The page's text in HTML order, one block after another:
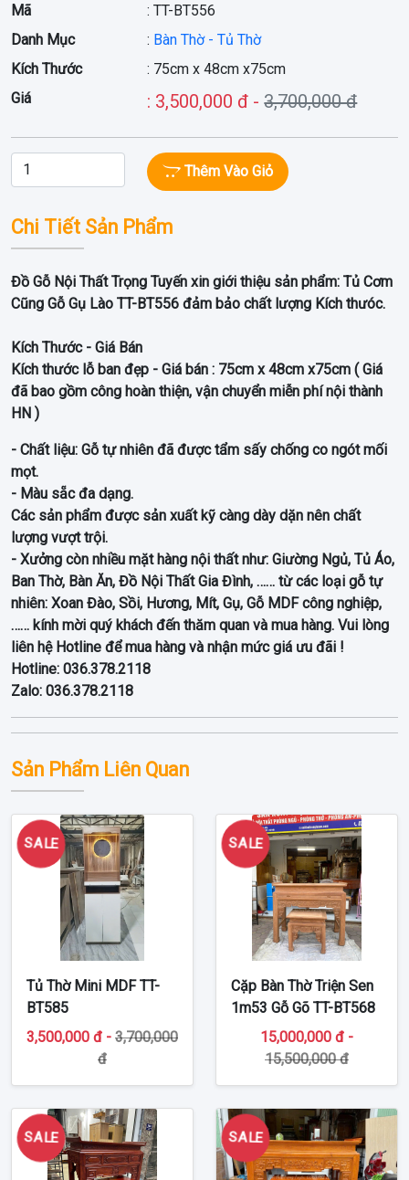
Mã
: TT-BT556
Danh Mục
: Bàn Thờ - Tủ Thờ
Kích Thước
: 75cm x 48cm x75cm
Giá
: 3,500,000 đ -3,700,000 đ
Thêm Vào Giỏ
Chi Tiết Sản Phẩm
Đồ Gỗ Nội Thất Trọng Tuyến xin giới thiệu sản phẩm: Tủ Cơm
Cũng Gỗ Gụ Lào TT-BT556 đảm bảo chất lượng Kích thưóc.
Kích Thước - Giá Bán
Kích thước lỗ ban đẹp - Giá bán : 75cm x 48cm x75cm ( Giá
đã bao gồm công hoàn thiện, vận chuyển miễn phí nội thành
HN )
- Chất liệu: Gỗ tự nhiên đã được tẩm sấy chống co ngót mối
mọt.
- Màu sẵc đa dạng.
Các sản phẩm được sản xuất kỹ càng dày dặn nên chất
lượng vượt trội.
- Xưởng còn nhiều mặt hàng nội thất như: Giường Ngủ, Tủ Áo,
Ban Thờ, Bàn Ăn, Đồ Nội Thất Gia Đình, …… từ các loại gỗ tự
nhiên: Xoan Đào, Sồi, Hương, Mít, Gụ, Gỗ MDF công nghiệp,
…… kính mời quý khách đến thăm quan và mua hàng. Vui lòng
liên hệ Hotline để mua hàng và nhận mức giá ưu đãi !
Hotline: 036.378.2118
Zalo: 036.378.2118
Sản Phẩm Liên Quan
SALE
Tủ Thờ Mini MDF TT-
BT585
3,500,000 đ - 3,700,000
đ
SALE
Cặp Bàn Thờ Triện Sen
1m53 Gỗ Gõ TT-BT568
15,000,000 đ -
15,500,000 đ
SALE SALE